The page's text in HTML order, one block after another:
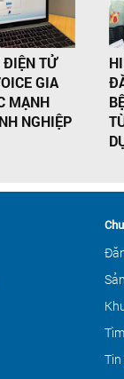
ĐIỆN TỬ
GIA
MẠNH
NGHIỆP